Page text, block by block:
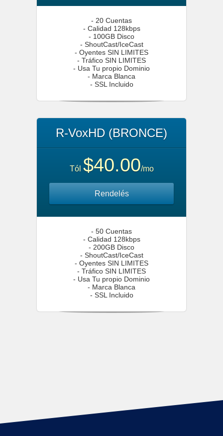
- 20 Cuentas
- Calidad 128kbps
- 100GB Disco
- ShoutCast/IceCast
- Oyentes SIN LIMITES
- Tráfico SIN LIMITES
- Usa Tu propio Dominio
- Marca Blanca
- SSL Incluido
R-VoxHD (BRONCE)
Tól $40.00/mo
Rendelés
- 50 Cuentas
- Calidad 128kbps
- 200GB Disco
- ShoutCast/IceCast
- Oyentes SIN LIMITES
- Tráfico SIN LIMITES
- Usa Tu propio Dominio
- Marca Blanca
- SSL Incluido